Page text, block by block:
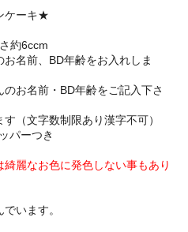
ケーキ★
約6ccm
名前、BD年齢をお入れしま
お名前・BD年齢をご記入下さ
（文字数制限あり漢字不可）
パーつき
麗なお色に発色しない事もあり
います。